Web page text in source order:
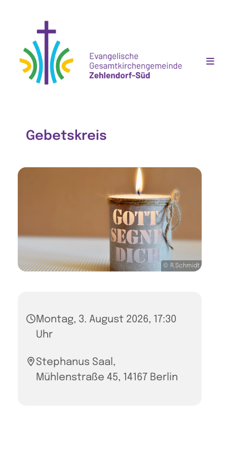
Gebetskreis
© R.Schmidt
Montag, 3. August 2026, 17:30
Uhr
Stephanus Saal,
Mühlenstraße 45, 14167 Berlin